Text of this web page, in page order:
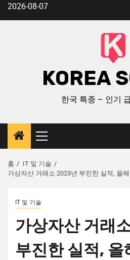
2026-08-07
KOREA
한국 특종 – 인기
홈
IT 및 기술
가상자산 거래소 2023년 부진한 실적, 올
IT 및 기술
가상자산 거래
부진한 실적, 올